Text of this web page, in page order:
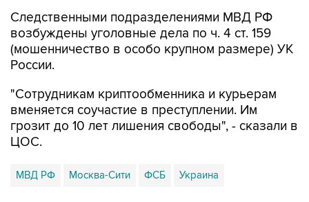
(мошенничество в особо крупном размере) УК
России.
"Сотрудникам криптообменника и курьерам
грозит до 10 лет лишения свободы", - сказали в
ЦОС.
МВД РФ